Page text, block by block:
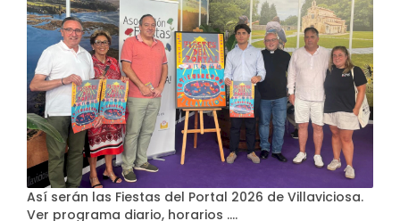
Así serán las Fiestas del Portal 2026 de Villaviciosa.
Ver programa diario, horarios ….